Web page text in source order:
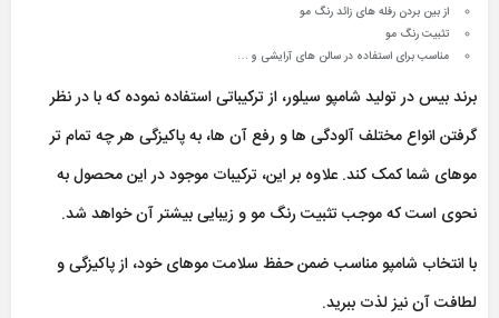
از بین بردن رفله های زائد رنگ مو
تثبیت رنگ مو
مناسب برای استفاده در سالن های آرایشی و …
برند بیس در تولید شامپو سیلور، از ترکیباتی استفاده نموده که با در نظر
گرفتن انواع مختلف آلودگی ها و رفع آن ها، به پاکیزگی هر چه تمام تر
موهای شما کمک کند. علاوه بر این، ترکیبات موجود در این محصول به
نحوی است که موجب تثبیت رنگ مو و زیبایی بیشتر آن خواهد شد.
با انتخاب شامپو مناسب ضمن حفظ سلامت موهای خود، از پاکیزگی و
لطافت آن نیز لذت ببرید.